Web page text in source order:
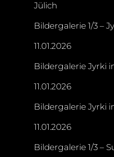
Jülich
Bildergalerie 1/3 –
11.01.2026
Bildergalerie Jyrki
11.01.2026
Bildergalerie Jyrki
11.01.2026
Bildergalerie 1/3 –